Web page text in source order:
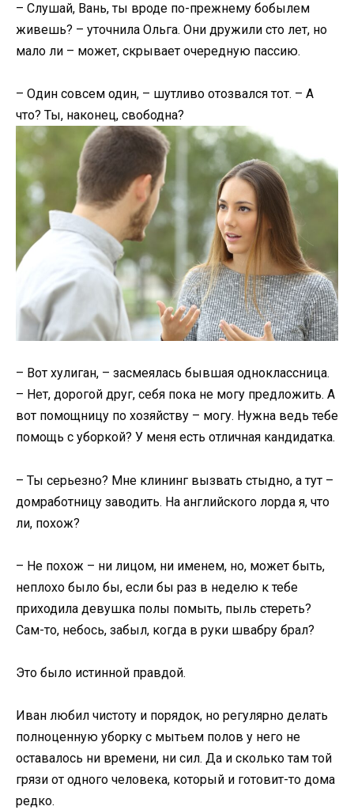
– Слушай, Вань, ты вроде по-прежнему бобылем
живешь? – уточнила Ольга. Они дружили сто лет, но
мало ли – может, скрывает очередную пассию.
– Один совсем один, – шутливо отозвался тот. – А
что? Ты, наконец, свободна?
– Вот хулиган, – засмеялась бывшая одноклассница.
– Нет, дорогой друг, себя пока не могу предложить. А
вот помощницу по хозяйству – могу. Нужна ведь тебе
помощь с уборкой? У меня есть отличная кандидатка.
– Ты серьезно? Мне клининг вызвать стыдно, а тут –
домработницу заводить. На английского лорда я, что
ли, похож?
– Не похож – ни лицом, ни именем, но, может быть,
неплохо было бы, если бы раз в неделю к тебе
приходила девушка полы помыть, пыль стереть?
Сам-то, небось, забыл, когда в руки швабру брал?
Это было истинной правдой.
Иван любил чистоту и порядок, но регулярно делать
полноценную уборку с мытьем полов у него не
оставалось ни времени, ни сил. Да и сколько там той
грязи от одного человека, который и готовит-то дома
редко.